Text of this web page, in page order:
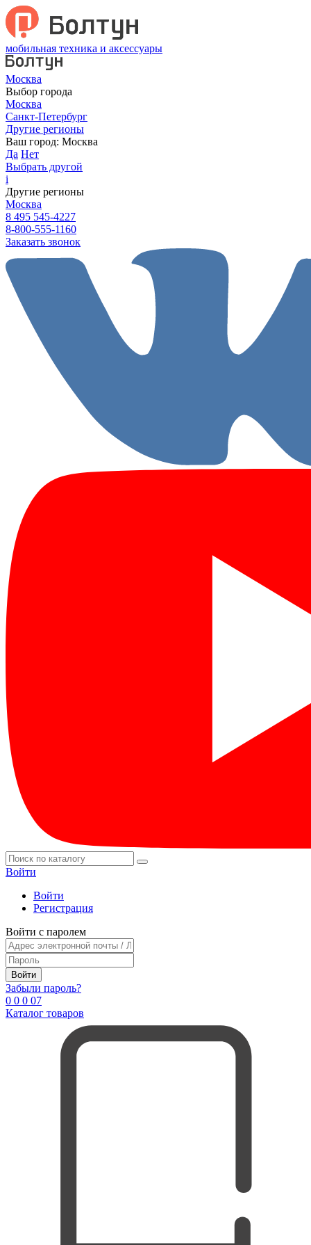
мобильная техника и аксессуары
Москва
Выбор города
Москва
Санкт-Петербург
Другие регионы
Ваш город: Москва
Да Нет
Выбрать другой
i
Другие регионы
Москва
8 495 545-4227
8-800-555-1160
Заказать звонок
Войти
Войти
Регистрация
Войти с паролем
Войти
Забыли пароль?
0 0 0 07
Каталог товаров